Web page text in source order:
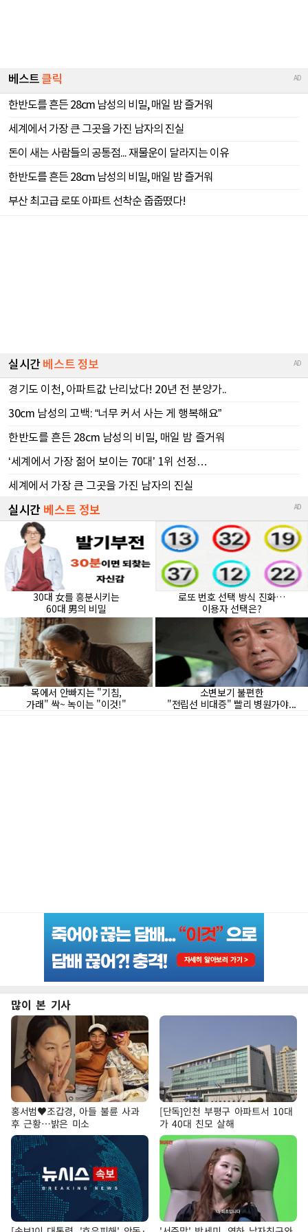
많이 본 기사
홍서범♥조갑경, 아들 불륜 사과
후 근황…밝은 미소
[단독]인천 부평구 아파트서 10대
가 40대 친모 살해